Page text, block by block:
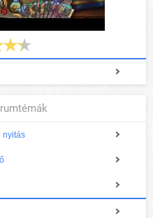
nyitás